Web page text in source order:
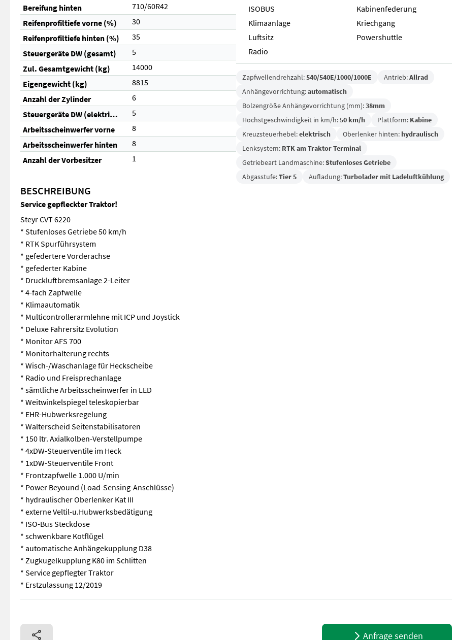
Bereifung hinten
710/60R42
Reifenprofiltiefe vorne (%)
30
Reifenprofiltiefe hinten (%)
35
Steuergeräte DW (gesamt)
5
Zul. Gesamtgewicht (kg)
14000
Eigengewicht (kg)
8815
Anzahl der Zylinder
6
Steuergeräte DW (elektrisch)
5
Arbeitsscheinwerfer vorne
8
Arbeitsscheinwerfer hinten
8
Anzahl der Vorbesitzer
1
ISOBUS
Kabinenfederung
Klimaanlage
Kriechgang
Luftsitz
Powershuttle
Radio
Zapfwellendrehzahl:540/540E/1000/1000E Antrieb:Allrad
Anhängevorrichtung:automatisch
Bolzengröße Anhängevorrichtung (mm):38mm
Höchstgeschwindigkeit in km/h:50 km/h Plattform: Kabine
Kreuzsteuerhebel:elektrisch Oberlenker hinten: hydraulisch
Lenksystem: RTK am Traktor Terminal
Getriebeart Landmaschine:Stufenloses Getriebe
Abgasstufe:Tier 5 Aufladung:Turbolader mit Ladeluftkühlung
BESCHREIBUNG
Service gepfleckter Traktor!
Steyr CVT 6220
* Stufenloses Getriebe 50 km/h
* RTK Spurführsystem
* gefedertere Vorderachse
* gefederter Kabine
* Druckluftbremsanlage 2-Leiter
* 4-fach Zapfwelle
* Klimaautomatik
* Multicontrollerarmlehne mit ICP und Joystick
* Deluxe Fahrersitz Evolution
* Monitor AFS 700
* Monitorhalterung rechts
* Wisch-/Waschanlage für Heckscheibe
* Radio und Freisprechanlage
* sämtliche Arbeitsscheinwerfer in LED
* Weitwinkelspiegel teleskopierbar
* EHR-Hubwerksregelung
* Walterscheid Seitenstabilisatoren
* 150 ltr. Axialkolben-Verstellpumpe
* 4xDW-Steuerventile im Heck
* 1xDW-Steuerventile Front
* Frontzapfwelle 1.000 U/min
* Power Beyound (Load-Sensing-Anschlüsse)
* hydraulischer Oberlenker Kat III
* externe Veltil-u.Hubwerksbedätigung
* ISO-Bus Steckdose
* schwenkbare Kotflügel
* automatische Anhängekupplung D38
* Zugkugelkupplung K80 im Schlitten
* Service gepflegter Traktor
* Erstzulassung 12/2019
Steyr CVT 6220 * Stufenloses Getriebe 50 km/h * RTK Spurführsystem * gefedertere Vorderachse * gefederter Kabine *
Anfrage senden